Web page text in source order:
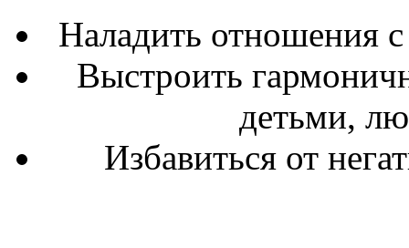
Наладить отношения
Выстроить
детьми,
Избавиться от